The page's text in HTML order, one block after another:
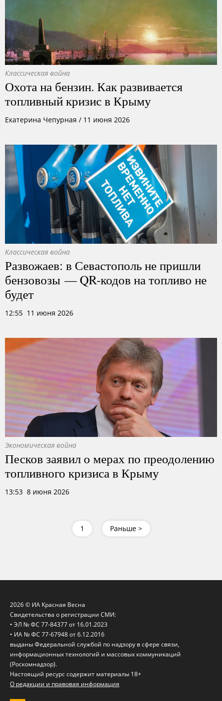
Классическая война
Охота на бензин. Как развивается
топливный кризис в Крыму
Екатерина Чепурная / 11 июня 2026
Классическая война
Развожаев: в Севастополь не пришли
бензовозы — QR-кодов на топливо не
будет
12:55 11 июня 2026
Экономическая война
Песков заявил о мерах по преодолению
топливного кризиса в Крыму
13:53 8 июня 2026
1 Раньше >
2026 © ИА Красная Весна
Свидетельства о регистрации СМИ:
• ЭЛ № ФС 77-84377 от 16.01.2023
• ИА № ФС 77-67948 от 6.12.2016
выданы Федеральной службой по надзору в сфере связи,
информационных технологий и массовых коммуникаций
(Роскомнадзор).
Настоящий ресурс содержит материалы 18+
О редакции и правовая информация